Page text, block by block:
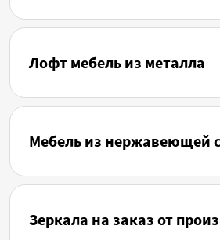
Лофт мебель из металла
Мебель из нержавеющей
Зеркала на заказ от